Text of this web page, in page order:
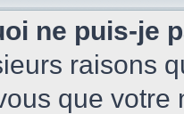
ne puis-je
raisons
que votre